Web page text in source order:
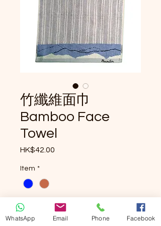
竹纖維面巾
Bamboo Face
Towel
HK$42.00
Item *
數量
WhatsApp Email Phone Facebook